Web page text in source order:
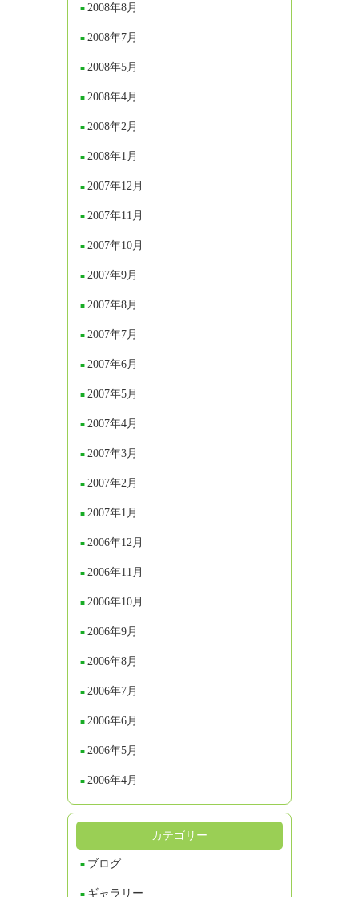
2008年8月
2008年7月
2008年5月
2008年4月
2008年2月
2008年1月
2007年12月
2007年11月
2007年10月
2007年9月
2007年8月
2007年7月
2007年6月
2007年5月
2007年4月
2007年3月
2007年2月
2007年1月
2006年12月
2006年11月
2006年10月
2006年9月
2006年8月
2006年7月
2006年6月
2006年5月
2006年4月
カテゴリー
ブログ
ギャラリー